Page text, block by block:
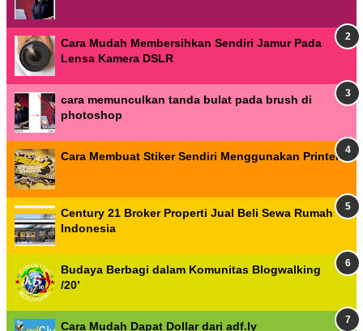
Cara Mudah Membersihkan Sendiri Jamur Pada
Lensa Kamera DSLR
cara memunculkan tanda bulat pada brush di
photoshop
Cara Membuat Stiker Sendiri Menggunakan Printer
Century 21 Broker Properti Jual Beli Sewa Rumah
Indonesia
Budaya Berbagi dalam Komunitas Blogwalking
/20’
Cara Mudah Dapat Dollar dari adf.ly